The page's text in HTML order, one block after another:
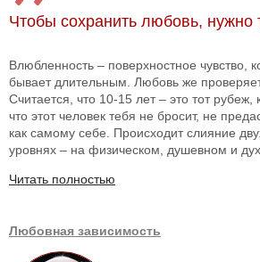
Чтобы сохранить любовь, нужно
Влюбленность – поверхностное чувство,
бывает длительным. Любовь же
Считается, что 10-15 лет – это тот
что этот человек тебя не бросит, не
как самому себе. Происходит слияние
уровнях – на физическом, душевном и
Читать полностью
Любовная зависимость